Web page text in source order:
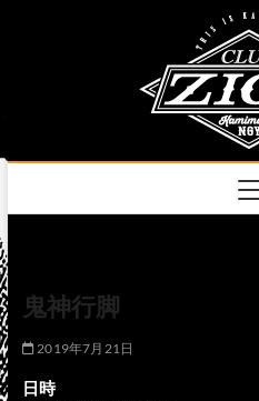
鬼神行脚
2019年7月21日
日時